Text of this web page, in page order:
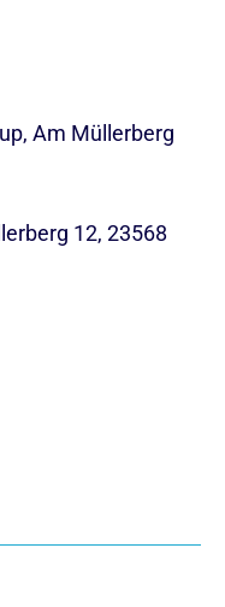
Am Müllerberg
12, 23568